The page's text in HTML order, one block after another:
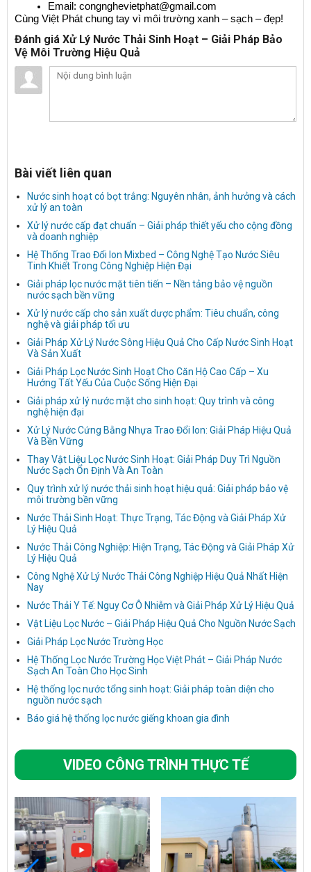
Email: congnghevietphat@gmail.com
Cùng Việt Phát chung tay vì môi trường xanh – sạch – đẹp!
Đánh giá Xử Lý Nước Thải Sinh Hoạt – Giải Pháp Bảo
Vệ Môi Trường Hiệu Quả
Bài viết liên quan
Nước sinh hoạt có bọt trắng: Nguyên nhân, ảnh hưởng và cách
xử lý an toàn
Xử lý nước cấp đạt chuẩn – Giải pháp thiết yếu cho cộng đồng
và doanh nghiệp
Hệ Thống Trao Đổi Ion Mixbed – Công Nghệ Tạo Nước Siêu
Tinh Khiết Trong Công Nghiệp Hiện Đại
Giải pháp lọc nước mặt tiên tiến – Nền tảng bảo vệ nguồn
nước sạch bền vững
Xử lý nước cấp cho sản xuất dược phẩm: Tiêu chuẩn, công
nghệ và giải pháp tối ưu
Giải Pháp Xử Lý Nước Sông Hiệu Quả Cho Cấp Nước Sinh Hoạt
Và Sản Xuất
Giải Pháp Lọc Nước Sinh Hoạt Cho Căn Hộ Cao Cấp – Xu
Hướng Tất Yếu Của Cuộc Sống Hiện Đại
Giải pháp xử lý nước mặt cho sinh hoạt: Quy trình và công
nghệ hiện đại
Xử Lý Nước Cứng Bằng Nhựa Trao Đổi Ion: Giải Pháp Hiệu Quả
Và Bền Vững
Thay Vật Liệu Lọc Nước Sinh Hoạt: Giải Pháp Duy Trì Nguồn
Nước Sạch Ổn Định Và An Toàn
Quy trình xử lý nước thải sinh hoạt hiệu quả: Giải pháp bảo vệ
môi trường bền vững
Nước Thải Sinh Hoạt: Thực Trạng, Tác Động và Giải Pháp Xử
Lý Hiệu Quả
Nước Thải Công Nghiệp: Hiện Trạng, Tác Động và Giải Pháp Xử
Lý Hiệu Quả
Công Nghệ Xử Lý Nước Thải Công Nghiệp Hiệu Quả Nhất Hiện
Nay
Nước Thải Y Tế: Nguy Cơ Ô Nhiễm và Giải Pháp Xử Lý Hiệu Quả
Vật Liệu Lọc Nước – Giải Pháp Hiệu Quả Cho Nguồn Nước Sạch
Giải Pháp Lọc Nước Trường Học
Hệ Thống Lọc Nước Trường Học Việt Phát – Giải Pháp Nước
Sạch An Toàn Cho Học Sinh
Hệ thống lọc nước tổng sinh hoạt: Giải pháp toàn diện cho
nguồn nước sạch
Báo giá hệ thống lọc nước giếng khoan gia đình
VIDEO CÔNG TRÌNH THỰC TẾ